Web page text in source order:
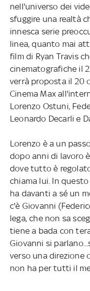
nell'universo dei
sfuggire una realtà
innesca serie
linea, quanto mai
film di Ryan Travis
cinematografiche il
verrà proposta il 20
Cinema Max
Lorenzo Ostuni,
Leonardo Decarli e
Lorenzo è a un
dopo anni di lavoro
dove tutto è
chiama lui. In
ha davanti a sé un
c'è Giovanni
lega, che non sa
tiene a bada con
Giovanni si
verso una direzione
non ha per tutti il